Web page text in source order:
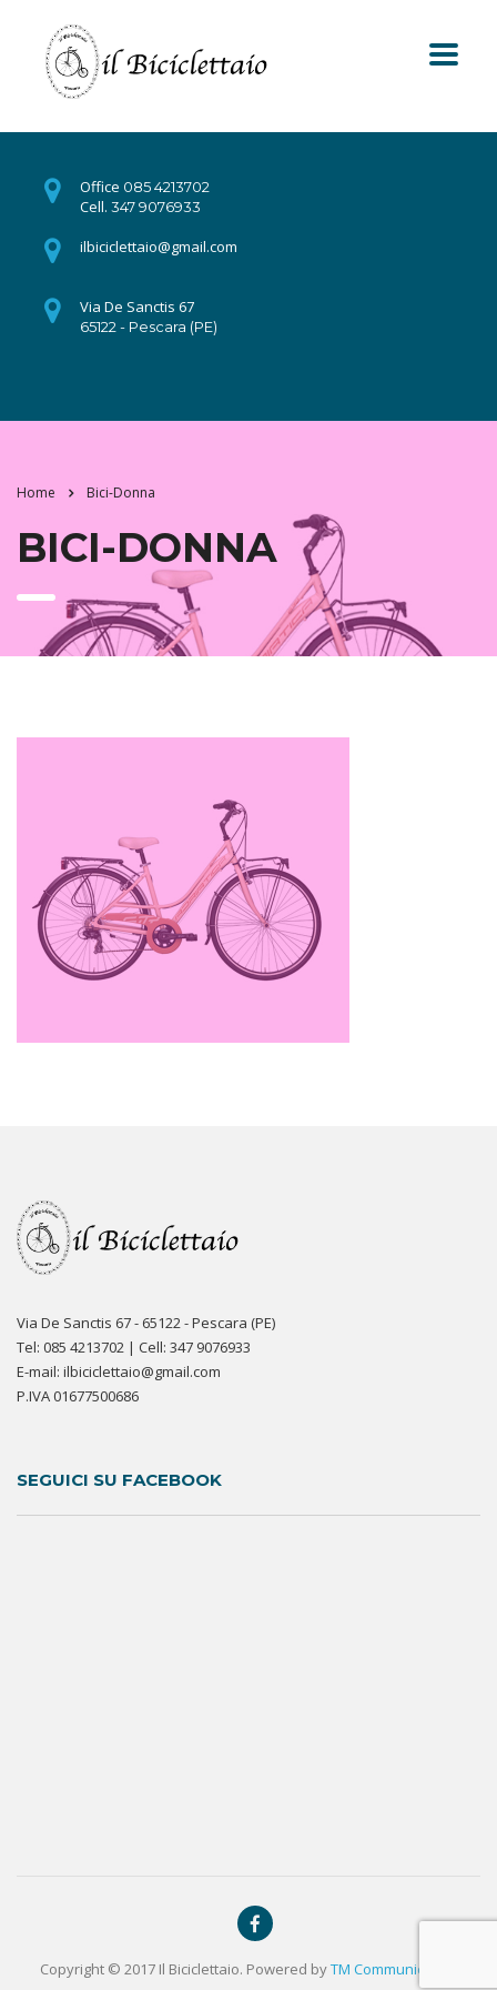
Office 085 4213702
Cell. 347 9076933
ilbiciclettaio@gmail.com
Via De Sanctis 67
65122 - Pescara (PE)
Home Bici-Donna
BICI-DONNA
Via De Sanctis 67 - 65122 - Pescara (PE)
Tel: 085 4213702 | Cell: 347 9076933
E-mail: ilbiciclettaio@gmail.com
P.IVA 01677500686
SEGUICI SU FACEBOOK
Copyright © 2017 Il Biciclettaio. Powered byTM Communication